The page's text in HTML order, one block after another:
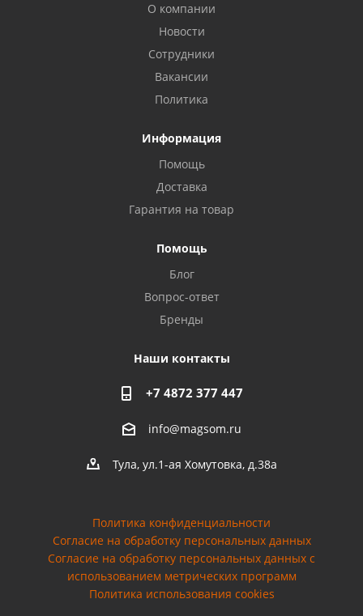
О компании
Новости
Сотрудники
Вакансии
Политика
Информация
Помощь
Доставка
Гарантия на товар
Помощь
Блог
Вопрос-ответ
Бренды
Наши контакты
+7 4872 377 447
info@magsom.ru
Тула, ул.1-ая Хомутовка, д.38а
Политика конфиденциальности
Согласие на обработку персональных данных
Cогласие на обработку персональных данных с
использованием метрических программ
Политика использования cookies